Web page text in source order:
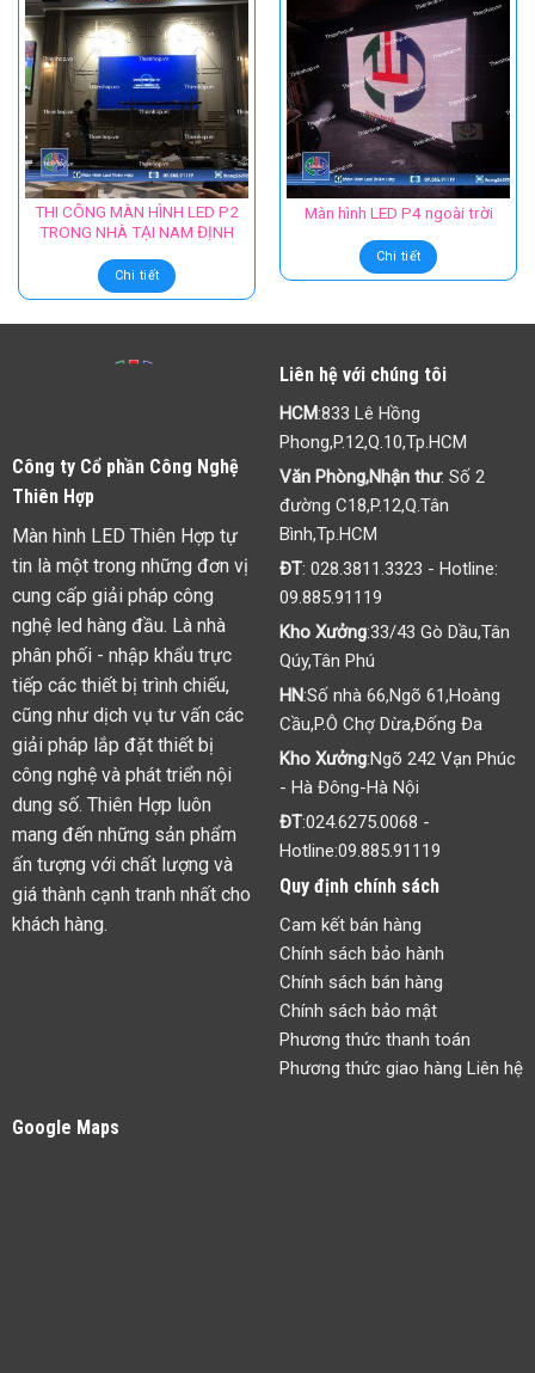
THI CÔNG MÀN HÌNH LED P2
TRONG NHÀ TẠI NAM ĐỊNH
Chi tiết
Màn hình LED P4 ngoài trời
Chi tiết
Công ty Cổ phần Công Nghệ
Thiên Hợp
Màn hình LED Thiên Hợp tự
tin là một trong những đơn vị
cung cấp giải pháp công
nghệ led hàng đầu. Là nhà
phân phối - nhập khẩu trực
tiếp các thiết bị trình chiếu,
cũng như dịch vụ tư vấn các
giải pháp lắp đặt thiết bị
công nghệ và phát triển nội
dung số. Thiên Hợp luôn
mang đến những sản phẩm
ấn tượng với chất lượng và
giá thành cạnh tranh nhất cho
khách hàng.
Liên hệ với chúng tôi
HCM:833 Lê Hồng
Phong,P.12,Q.10,Tp.HCM
Văn Phòng,Nhận thư: Số 2
đường C18,P.12,Q.Tân
Bình,Tp.HCM
ĐT: 028.3811.3323 - Hotline:
09.885.91119
Kho Xưởng:33/43 Gò Dầu,Tân
Qúy,Tân Phú
HN:Số nhà 66,Ngõ 61,Hoàng
Cầu,P.Ô Chợ Dừa,Đống Đa
Kho Xưởng:Ngõ 242 Vạn Phúc
- Hà Đông-Hà Nội
ĐT:024.6275.0068 -
Hotline:09.885.91119
Quy định chính sách
Cam kết bán hàng
Chính sách bảo hành
Chính sách bán hàng
Chính sách bảo mật
Phương thức thanh toán
Phương thức giao hàng Liên hệ
Google Maps